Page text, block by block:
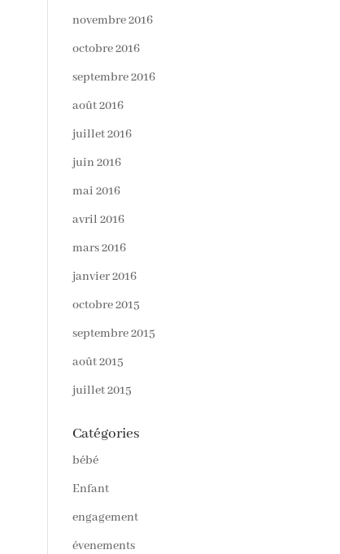
novembre 2016
octobre 2016
septembre 2016
août 2016
juillet 2016
juin 2016
mai 2016
avril 2016
mars 2016
janvier 2016
octobre 2015
septembre 2015
août 2015
juillet 2015
Catégories
bébé
Enfant
engagement
évenements